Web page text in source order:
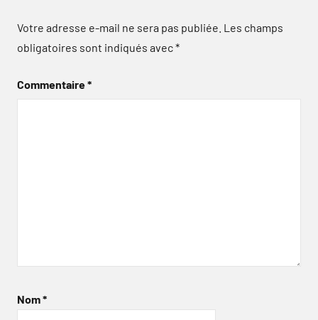
Votre adresse e-mail ne sera pas publiée. Les champs
obligatoires sont indiqués avec*
Commentaire*
Nom*